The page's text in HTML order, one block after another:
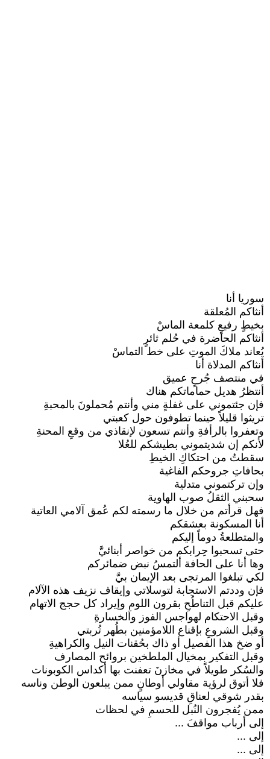
سوريا أنا
أنثاكم المُعلقة
بخيطٍ رفيعٍ كلمعة الماسْ
أنثاكم الحاضرة في حُلم ثائرٍ
يُعاند ملاكَ الموتِ على خط التماسْ
أنثاكم المدلاة أنا
في منتصف جُرحٍ عميق
أنتظرُ هديل حماماتكم هناك
فإن جئتموني على غفلةٍ مني وأنتم مُحملونَ بالمحبةِ
تريثوا قليلاً حينما تطوفون حول كعبتي
وتعفروا بالرأفةِ وأنتم تسعون لإنقاذي من وقعِ المحنةِ
لأنكم إن شديتموني بطيشكم للعُلا
سقطتُ من احتكاكِ الخيطِ
بحافاتِ جروحكم الفاغية
وإن تركتموني متدلية
سحبني الثقلُ صوب الهاوية
فهل قرأتم من خلال ما رسمته لكم عُمق آلامي العاتية
أنا المسكونة بعشقكم
والمتطلعةُ دوماً إليكم
حتى تسحبوا حِرابكم من خواصر أبنائيَّ
وها أنا على الحافة ألتمسُ نبض ضمائركم
لكي تبلغوا المرتجى بعد الإيمان بيَّ
فإن وددتم الاستجابة لتوسلاتي وإيقاف نزيف هذه الآلام
عليكم قبل التناطُحِ بقرون اللومِ وإيراد كل حجج الاتهام
وقبل الاحتكام لهواجس الفوز والخسارةِ
وقبل الشروعِ بإقناع اللامؤمنين بطُهر تُربتي
أو ضخ هذا الفصيل أو ذاك بحُقنات النيل والكراهيةِ
وقبل التفكير بمخيال الملطخين بروائح المصارف
والسُكر طويلاً في مخازنَ تعفنت بها أكداس الكوبونات
فلا أتوق لرؤية مقاولي أوطانٍ ممن يبلعون الوطن وناسه
بقدر شوقي لعناقِ قديسو سياسه
ممن يُفجرون النُبل للحسمِ في لحظات
إلى أرباب مواقفَ ...
إلى ...
إلى ...